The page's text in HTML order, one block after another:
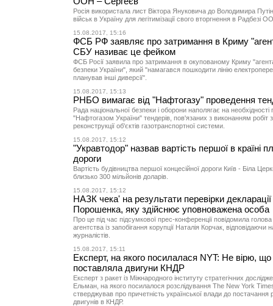
Росія використала лист Віктора Януковича до Володимира
військ в Україну для легітимізації свого вторгнення в Радбезі
15.08.2017, 15:16
ФСБ РФ заявляє про затримання в Криму
СБУ називає це фейком
ФСБ Росії заявила про затримання в окупованому Криму
безпеки України", який "намагався пошкодити лінію
планував інші диверсії".
15.08.2017, 15:13
РНБО вимагає від "Нафтогазу" проведення
Рада національної безпеки і оборони наполягає на
"Нафтогазом України" тендерів, пов'язаних з виконанням робіт з
реконструкції об'єктів газотранспортної системи.
15.08.2017, 15:12
"Укравтодор" назвав вартість першої в країні
дороги
Вартість будівництва першої концесійної дороги Київ - Біла
близько 300 мільйонів доларів.
15.08.2017, 15:12
НАЗК чека' на результати перевірки декларації
Порошенка, яку здійснює уповноважена особа
Про це під час підсумкової прес-конференції повідомила
агентства із запобігання корупції Наталія Корчак, відповідаючи
журналістів.
15.08.2017, 15:11
Експерт, на якого посилалася NYT: Не вірю, що
поставляла двигуни КНДР
Експерт з ракет із Міжнародного інституту стратегічних
Ельман, на якого посилалося розслідування The New York
стверджував про причетність української влади до постачання
двигунів в КНДР.